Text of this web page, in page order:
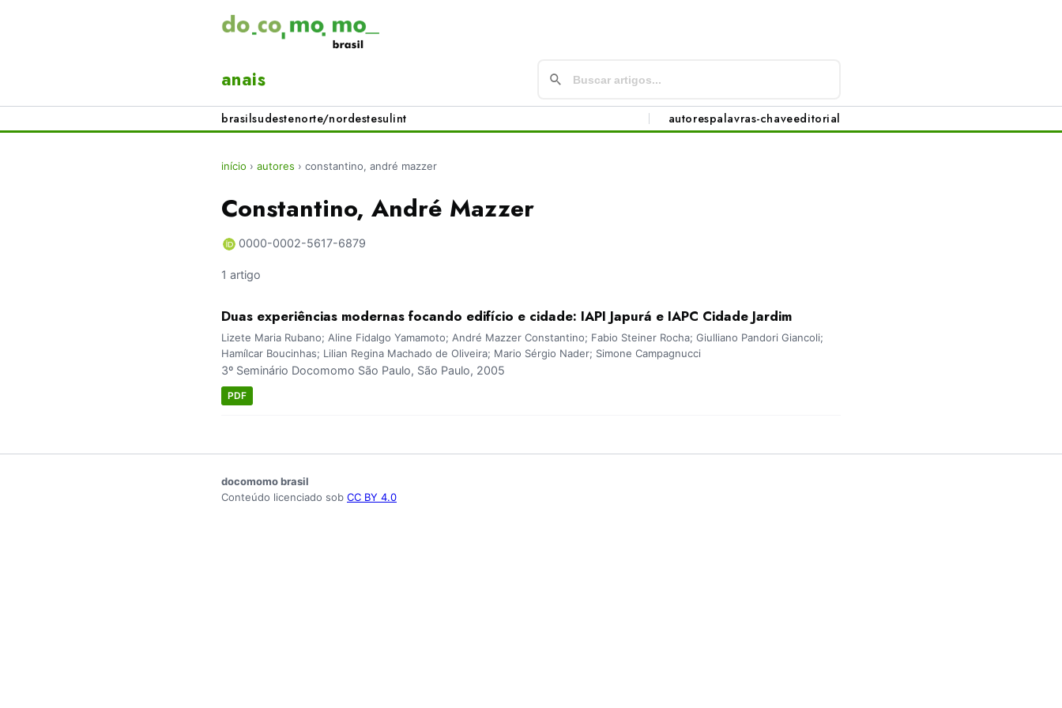
anais
brasilsudestenorte/nordestesulint autorespalavras-chaveeditorial
início › autores › constantino, andré mazzer
Constantino, André Mazzer
0000-0002-5617-6879
1 artigo
Duas experiências modernas focando edifício e cidade: IAPI Japurá e IAPC Cidade Jardim
Lizete Maria Rubano; Aline Fidalgo Yamamoto; André Mazzer Constantino; Fabio Steiner Rocha; Giulliano Pandori Giancoli;
Hamílcar Boucinhas; Lilian Regina Machado de Oliveira; Mario Sérgio Nader; Simone Campagnucci
3º Seminário Docomomo São Paulo, São Paulo, 2005
PDF
docomomo brasil
Conteúdo licenciado sob CC BY 4.0